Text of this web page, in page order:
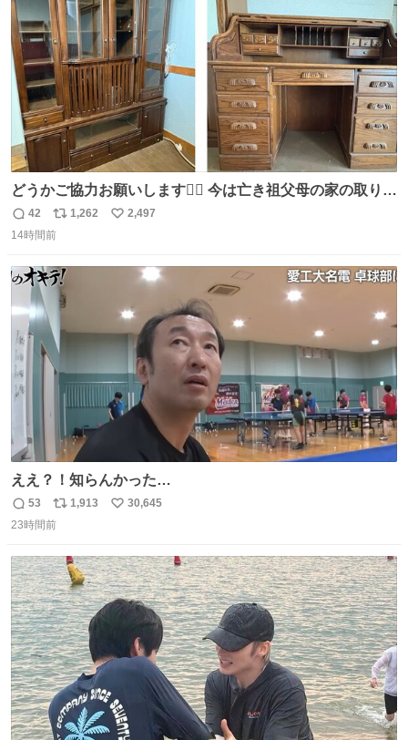
数
どうかご協力お願いします🙇‍♂️ 今は亡き祖父母の家の取り壊
しが決まり、どうしても処分して欲しくない食器棚と机の
引き取り手を探しております この2つは私の祖母が当初一
さで亡くなりましたが、この家具達をとても大切にしてお
返
信
42
リ
ポ
ト
数
1,262
い
2,497
14時間前
ええ？！知らんかった…
返
信
53
リ
ポ
ト
数
1,913
い
数
30,645
23時間前